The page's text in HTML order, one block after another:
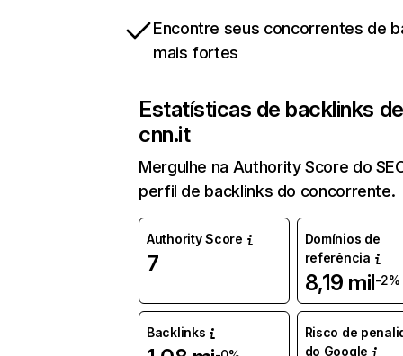
Encontre seus concorrentes de
mais fortes
Estatísticas de backlinks de
cnn.it
Mergulhe na Authority Score do
perfil de backlinks do concorrente.
Authority Score
7
Domínios de
referência
8,19 mil-2%
Backlinks
Risco de
do Google